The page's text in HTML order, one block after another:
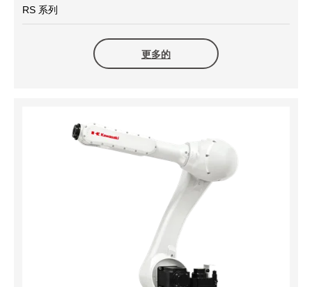
RS 系列
更多的